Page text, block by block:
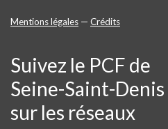
Mentions légales — Crédits
Suivez le PCF de
Seine-Saint-Denis
sur les réseaux